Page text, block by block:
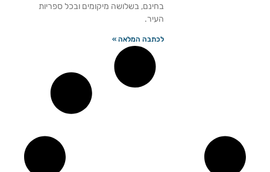
בחינם, בשלושה מיקומים ובכל ספריות
העיר.
לכתבה המלאה »